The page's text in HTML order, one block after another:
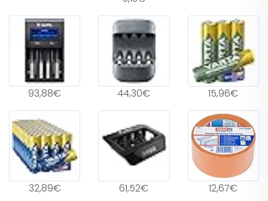
93,88€ 44,30€ 15,96€
32,89€ 61,52€ 12,67€